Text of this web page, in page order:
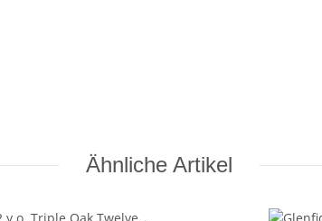
Ähnliche Artikel